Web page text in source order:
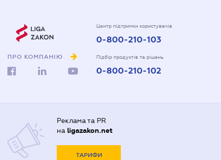
ПРО КОМПАНІЮ
Центр підтримки користувачів
0-800-210-103
Підбір продуктів та рішень
0-800-210-102
Реклама та PR
на ligazakon.net
ТАРИФИ